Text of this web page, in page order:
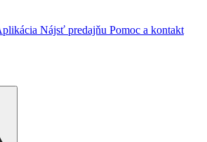
Nájsť predajňu Pomoc a kontakt